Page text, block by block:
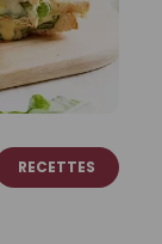
RECETTES